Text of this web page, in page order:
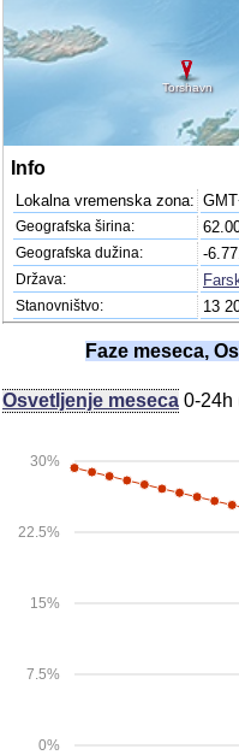
Torshavn
Info
Lokalna vremenska zona:
Geografska širina:
Geografska dužina: -
Država:
Stanovništvo: 13
Faze meseca,
Osvetljenje meseca 0-24h
0%
7.5%
15%
22.5%
30%